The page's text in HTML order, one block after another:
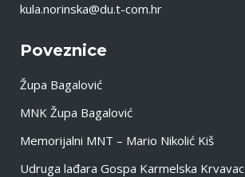
kula.norinska@du.t-com.hr
Poveznice
Župa Bagalović
MNK Župa Bagalović
Memorijalni MNT – Mario Nikolić Kiš
Udruga lađara Gospa Karmelska Krvavac